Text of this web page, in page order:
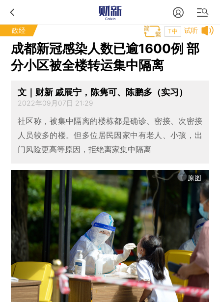
政经 试听
T中
成都新冠感染人数已逾1600例 部
分小区被全楼转运集中隔离
文｜财新 戚展宁，陈隽可、陈鹏多（实习）
2022年09月07日 21:29
社区称，被集中隔离的楼栋都是确诊、密接、次密接
人员较多的楼。但多位居民因家中有老人、小孩，出
门风险更高等原因，拒绝离家集中隔离
原图